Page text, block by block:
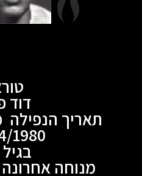
דוד
תאריך הנפילה
1980
בגיל 21
מנוחה